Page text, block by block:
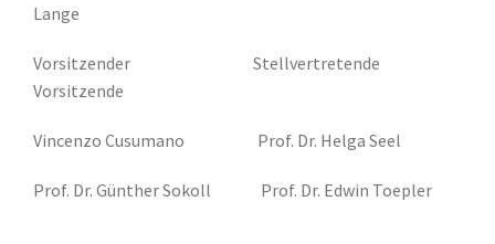
Lange
Vorsitzender Stellvertretende
Vorsitzende
Vincenzo Cusumano Prof. Dr. Helga Seel
Prof. Dr. Günther Sokoll Prof. Dr. Edwin Toepler